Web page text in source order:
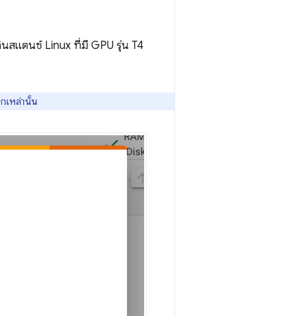
นสแตนซ์ Linux ที่มี GPU รุ่น T4
เหล่านั้น